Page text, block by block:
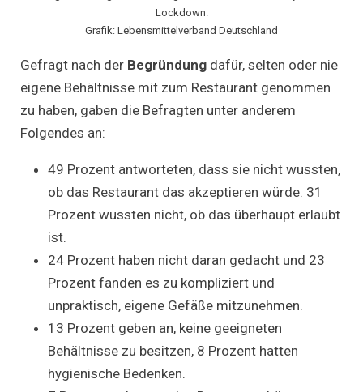
Lockdown.
Grafik: Lebensmittelverband Deutschland
Gefragt nach der Begründung dafür, selten oder nie
eigene Behältnisse mit zum Restaurant genommen
zu haben, gaben die Befragten unter anderem
Folgendes an:
49 Prozent antworteten, dass sie nicht wussten,
ob das Restaurant das akzeptieren würde. 31
Prozent wussten nicht, ob das überhaupt erlaubt
ist.
24 Prozent haben nicht daran gedacht und 23
Prozent fanden es zu kompliziert und
unpraktisch, eigene Gefäße mitzunehmen.
13 Prozent geben an, keine geeigneten
Behältnisse zu besitzen, 8 Prozent hatten
hygienische Bedenken.